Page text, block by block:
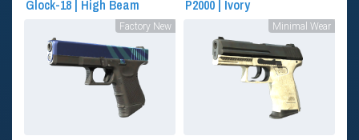
Glock-18 | High Beam
Factory New
P2000 | Ivory
Minimal Wear